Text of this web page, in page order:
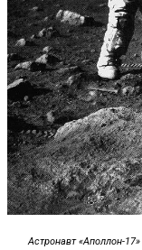
Астронавт «Аполлон-17»